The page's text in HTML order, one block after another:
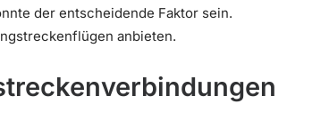
der entscheidende Faktor sein.
anbieten.